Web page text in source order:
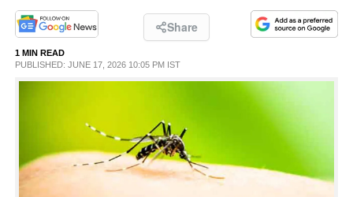
LIFESTYLE
ART
Share
1 MIN READ
PUBLISHED: JUNE 17, 2026 10:05 PM IST